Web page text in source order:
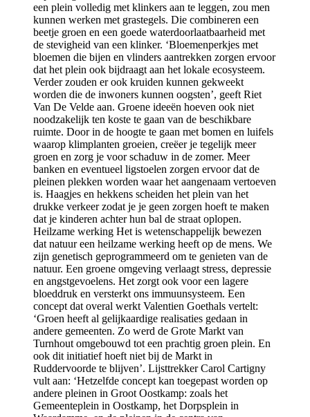
een plein volledig met klinkers aan te leggen, zou men
kunnen werken met grastegels. Die combineren een
beetje groen en een goede waterdoorlaatbaarheid met
de stevigheid van een klinker. ‘Bloemenperkjes met
bloemen die bijen en vlinders aantrekken zorgen ervoor
dat het plein ook bijdraagt aan het lokale ecosysteem.
Verder zouden er ook kruiden kunnen gekweekt
worden die de inwoners kunnen oogsten’, geeft Riet
Van De Velde aan. Groene ideeën hoeven ook niet
noodzakelijk ten koste te gaan van de beschikbare
ruimte. Door in de hoogte te gaan met bomen en luifels
waarop klimplanten groeien, creëer je tegelijk meer
groen en zorg je voor schaduw in de zomer. Meer
banken en eventueel ligstoelen zorgen ervoor dat de
pleinen plekken worden waar het aangenaam vertoeven
is. Haagjes en hekkens scheiden het plein van het
drukke verkeer zodat je je geen zorgen hoeft te maken
dat je kinderen achter hun bal de straat oplopen.
Heilzame werking Het is wetenschappelijk bewezen
dat natuur een heilzame werking heeft op de mens. We
zijn genetisch geprogrammeerd om te genieten van de
natuur. Een groene omgeving verlaagt stress, depressie
en angstgevoelens. Het zorgt ook voor een lagere
bloeddruk en versterkt ons immuunsysteem. Een
concept dat overal werkt Valentien Goethals vertelt:
‘Groen heeft al gelijkaardige realisaties gedaan in
andere gemeenten. Zo werd de Grote Markt van
Turnhout omgebouwd tot een prachtig groen plein. En
ook dit initiatief hoeft niet bij de Markt in
Ruddervoorde te blijven’. Lijsttrekker Carol Cartigny
vult aan: ‘Hetzelfde concept kan toegepast worden op
andere pleinen in Groot Oostkamp: zoals het
Gemeenteplein in Oostkamp, het Dorpsplein in